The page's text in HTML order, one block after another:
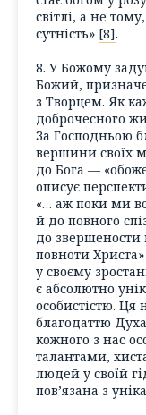
світлі, а не
сутність» [8].
8. У Божому
Божий,
з Творцем. Як
доброчесного
За Господньою
вершини своїх
до Бога —
описує
«… аж поки ми
й до повного
до звершености
повноти
у своєму
є абсолютно
особистістю. Ця
благодаттю
кожного з нас
талантами,
людей у своїй
пов’язана з